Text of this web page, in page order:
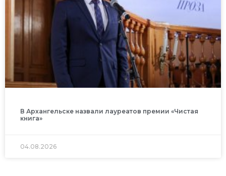
В Архангельске назвали лауреатов премии «Чистая
книга»
04.08.2026